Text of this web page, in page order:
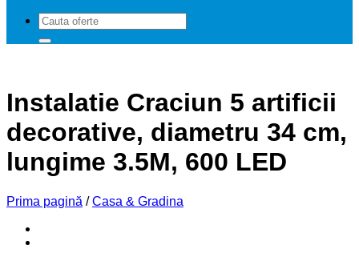
Caută
după:
Instalatie Craciun 5 artificii
decorative, diametru 34 cm,
lungime 3.5M, 600 LED
Prima pagină / Casa & Gradina